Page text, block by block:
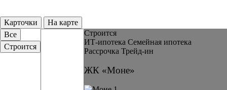
Карточки
На карте
Все
Строится
Строится
ИТ-ипотека Семейная ипотека
Рассрочка Трейд-ин
ЖК «Моне»